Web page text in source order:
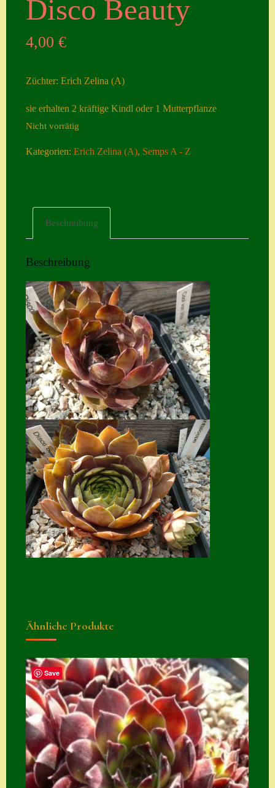
Seiten
ngen
Neuheiten
Home
Hostas
Impressum
Kasse
Kontakt
Mein Konto
Naturformen
S. x nixonii
Semps die ich
suche
Semps von A – Z
Shop
Versand von
Semps
Warenkorb
Warenkorb
Widerrufsbelehru
ng
Zahlung
Disco Beauty
4,00€
Züchter: Erich Zelina (A)
sie erhalten 2 kräftige Kindl oder 1 Mutterpflanze
Nicht vorrätig
Kategorien:Erich Zelina (A), Semps A - Z
Beschreibung
Beschreibung
Ähnliche Produkte
Save